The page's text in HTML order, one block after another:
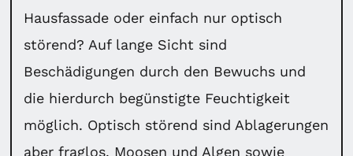
Hausfassade oder einfach nur optisch
störend? Auf lange Sicht sind
Beschädigungen durch den Bewuchs und
die hierdurch begünstigte Feuchtigkeit
möglich. Optisch störend sind Ablagerungen
aber fraglos. Moosen und Algen sowie